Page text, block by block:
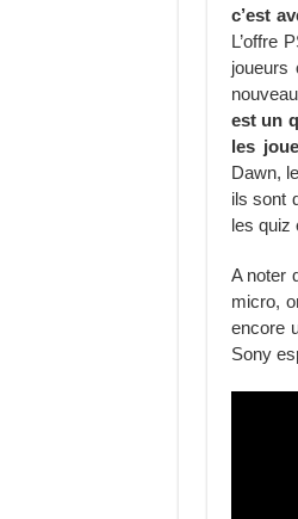
c’est
L’offre
joueurs
est un
les
Dawn,
ils sont
les quiz
A noter
micro,
encore
Sony